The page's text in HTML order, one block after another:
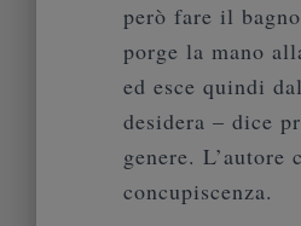
però fare il
porge la mano
ed esce quindi
desidera – dice
genere.
concupiscenza.